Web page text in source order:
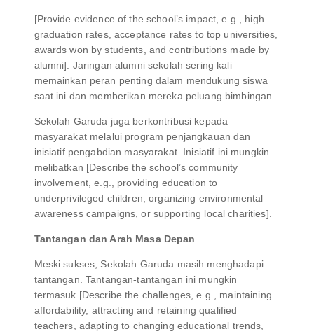
[Provide evidence of the school’s impact, e.g., high
graduation rates, acceptance rates to top universities,
awards won by students, and contributions made by
alumni]. Jaringan alumni sekolah sering kali
memainkan peran penting dalam mendukung siswa
saat ini dan memberikan mereka peluang bimbingan.
Sekolah Garuda juga berkontribusi kepada
masyarakat melalui program penjangkauan dan
inisiatif pengabdian masyarakat. Inisiatif ini mungkin
melibatkan [Describe the school’s community
involvement, e.g., providing education to
underprivileged children, organizing environmental
awareness campaigns, or supporting local charities].
Tantangan dan Arah Masa Depan
Meski sukses, Sekolah Garuda masih menghadapi
tantangan. Tantangan-tantangan ini mungkin
termasuk [Describe the challenges, e.g., maintaining
affordability, attracting and retaining qualified
teachers, adapting to changing educational trends,